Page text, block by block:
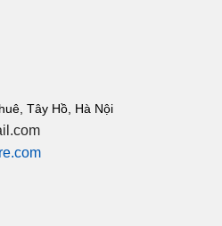
Tây Hồ, Hà Nội